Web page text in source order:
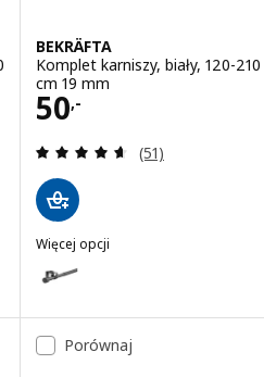
gwiazdki. Łączna liczba recenzji:
BEKRÄFTA
Komplet karniszy, biały, 120-210
cm 19 mm
50,-
Cena 50,-
Recenzja: 4.6
(51)
Więcej opcji
Wariant: BEKRÄFTA, Komplet
Porównaj